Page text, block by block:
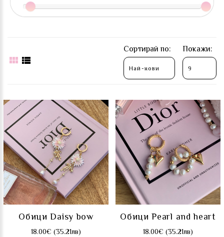
Сортирай по: Покажи:
Обици Daisy bow
18.00€ (35.21лв)
Обици Pearl and heart
18.00€ (35.21лв)